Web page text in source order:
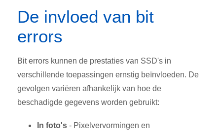
De invloed van bit
errors
Bit errors kunnen de prestaties van SSD's in
verschillende toepassingen ernstig beïnvloeden. De
gevolgen variëren afhankelijk van hoe de
beschadigde gegevens worden gebruikt:
In foto's - Pixelvervormingen en